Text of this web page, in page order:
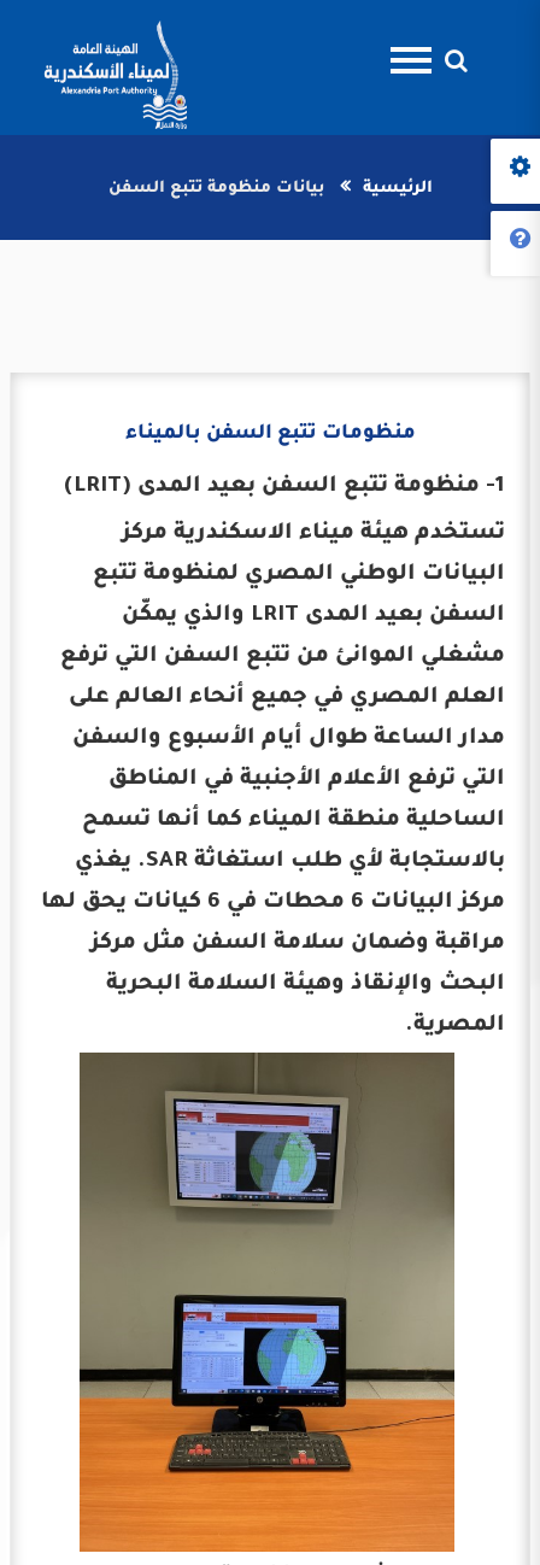
الرئيسية بيانات منظومة تتبع السفن
منظومات تتبع السفن بالميناء
1- منظومة تتبع السفن بعيد المدى (LRIT)
تستخدم هيئة ميناء الاسكندرية مركز
البيانات الوطني المصري لمنظومة تتبع
السفن بعيد المدى LRIT والذي يمكّن
مشغلي الموانئ من تتبع السفن التي ترفع
العلم المصري في جميع أنحاء العالم على
مدار الساعة طوال أيام الأسبوع والسفن
التي ترفع الأعلام الأجنبية في المناطق
الساحلية منطقة الميناء كما أنها تسمح
بالاستجابة لأي طلب استغاثة SAR. يغذي
مركز البيانات 6 محطات في 6 كيانات يحق لها
مراقبة وضمان سلامة السفن مثل مركز
البحث والإنقاذ وهيئة السلامة البحرية
المصرية.